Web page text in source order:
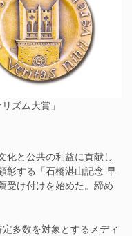
ズム大賞」
化と公共の利益に貢献し
彰する「石橋湛山記念 早
受け付けを始めた。締め
多数を対象とするメディ